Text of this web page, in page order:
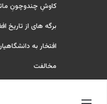
کاوشِ چندو‌چونِ
برگه های از تاریخ
افتخار به
مخالفت